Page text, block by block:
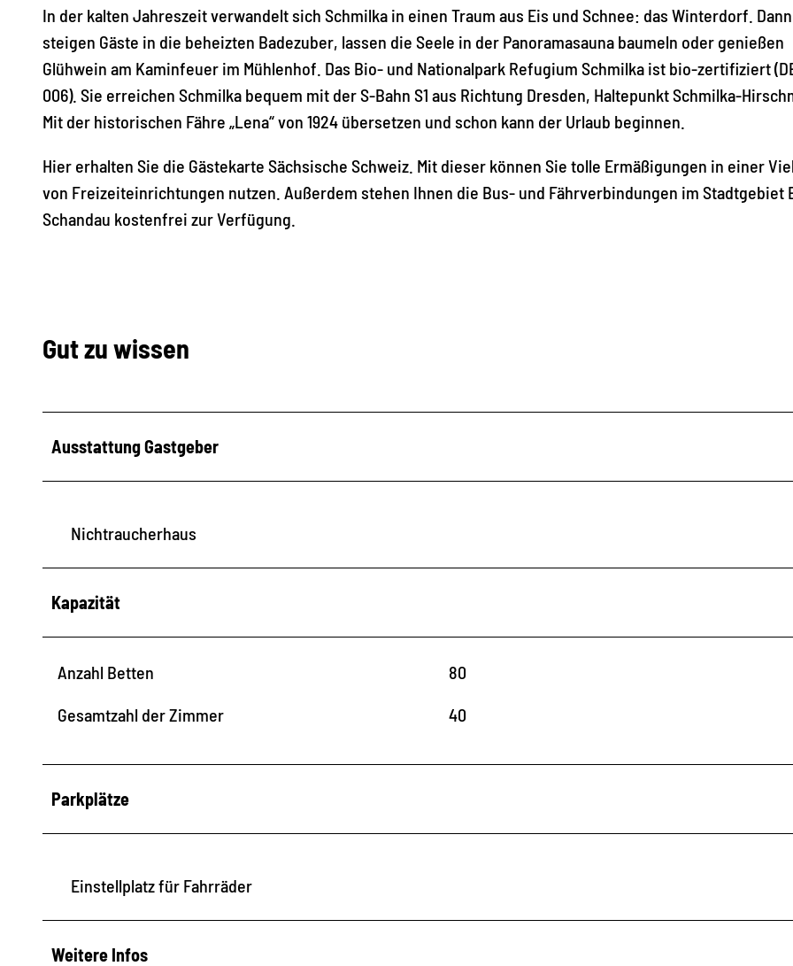
In der kalten Jahreszeit verwandelt sich Schmilka in einen Traum aus Eis und Schnee: das Winterdorf. Dann
steigen Gäste in die beheizten Badezuber, lassen die Seele in der Panoramasauna baumeln oder genießen
Glühwein am Kaminfeuer im Mühlenhof. Das Bio- und Nationalpark Refugium Schmilka ist bio-zertifiziert
006). Sie erreichen Schmilka bequem mit der S-Bahn S1 aus Richtung Dresden, Haltepunkt Schmilka-
Mit der historischen Fähre „Lena“ von 1924 übersetzen und schon kann der Urlaub beginnen.
Hier erhalten Sie die Gästekarte Sächsische Schweiz. Mit dieser können Sie tolle Ermäßigungen in einer
von Freizeiteinrichtungen nutzen. Außerdem stehen Ihnen die Bus- und Fährverbindungen im Stadtgebiet
Schandau kostenfrei zur Verfügung.
Gut zu wissen
Ausstattung Gastgeber
Nichtraucherhaus
Kapazität
Anzahl Betten
80
Gesamtzahl der Zimmer
40
Parkplätze
Einstellplatz für Fahrräder
Weitere Infos